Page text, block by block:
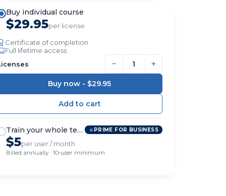
Buy individual course
$29.95per license
Certificate of completion
Full lifetime access
− +
Buy now - $29.95
Train your whole team PRIME FOR BUSINESS
$5per user / month
Billed annually · 10-user minimum